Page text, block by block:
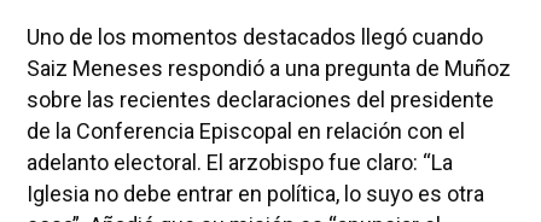
Uno de los momentos destacados llegó cuando
Saiz Meneses respondió a una pregunta de Muñoz
sobre las recientes declaraciones del presidente
de la Conferencia Episcopal en relación con el
adelanto electoral. El arzobispo fue claro: “La
Iglesia no debe entrar en política, lo suyo es otra